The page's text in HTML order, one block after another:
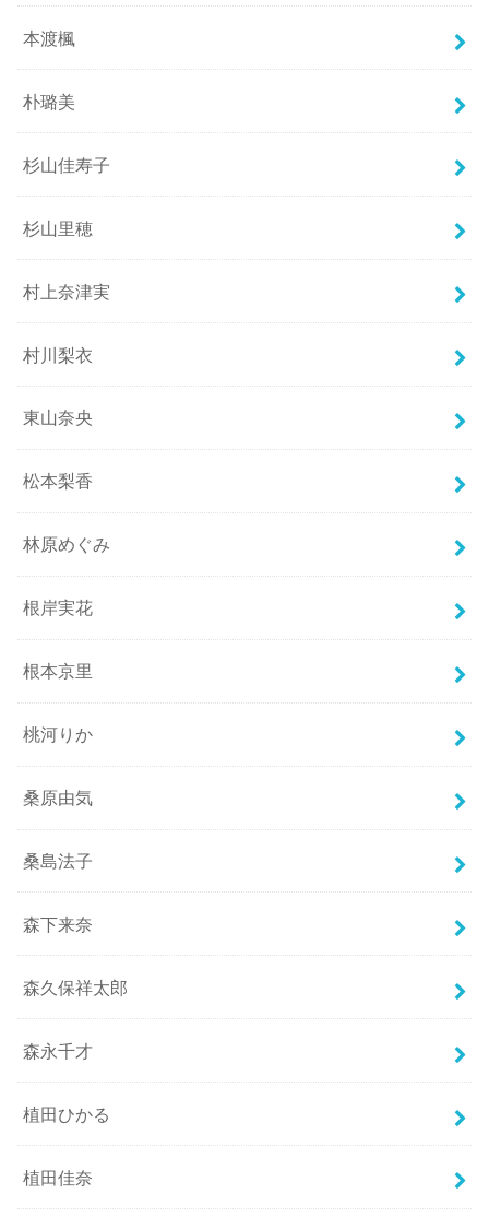
本渡楓
朴璐美
杉山佳寿子
杉山里穂
村上奈津実
村川梨衣
東山奈央
松本梨香
林原めぐみ
根岸実花
根本京里
桃河りか
桑原由気
桑島法子
森下来奈
森久保祥太郎
森永千才
植田ひかる
植田佳奈